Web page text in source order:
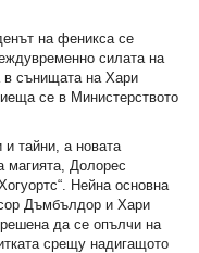
на феникса се
силата на
сънищата на Хари
се в Министерството
и тайни, а новата
магията, Долорес
Нейна основна
Дъмбълдор и Хари
да се опълчи на
срещу надигащото